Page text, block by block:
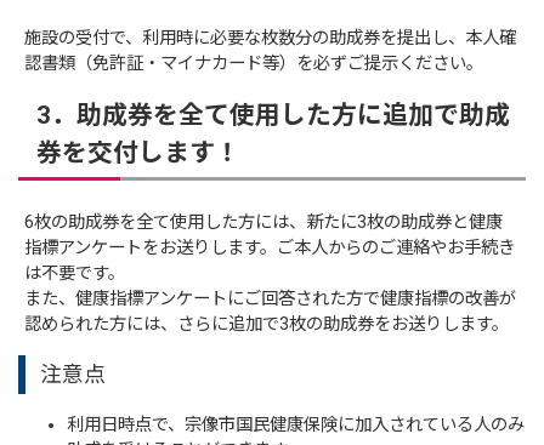
施設の受付で、利用時に必要な枚数分の助成券を提出し、本人確
認書類（免許証・マイナカード等）を必ずご提示ください。
3．助成券を全て使用した方に追加で助成
券を交付します！
6枚の助成券を全て使用した方には、新たに3枚の助成券と健康
指標アンケートをお送りします。ご本人からのご連絡やお手続き
は不要です。
また、健康指標アンケートにご回答された方で健康指標の改善が
認められた方には、さらに追加で3枚の助成券をお送りします。
注意点
利用日時点で、宗像市国民健康保険に加入されている人のみ